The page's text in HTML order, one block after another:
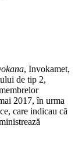
, Invokamet,
de tip 2,
2017, în urma
care indicau că